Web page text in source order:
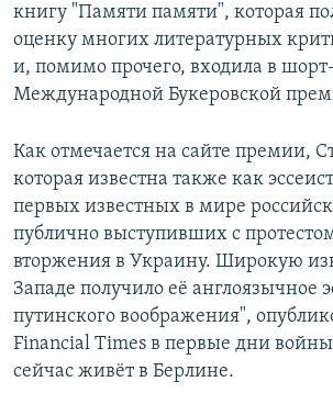
книгу "Памяти памяти", которая
оценку многих литературных
и, помимо прочего, входила в
Международной Букеровской
Как отмечается на сайте премии,
которая известна также как
первых известных в мире
публично выступивших с
вторжения в Украину. Широкую
Западе получило её англоязычное
путинского воображения",
Financial Times в первые дни
сейчас живёт в Берлине.